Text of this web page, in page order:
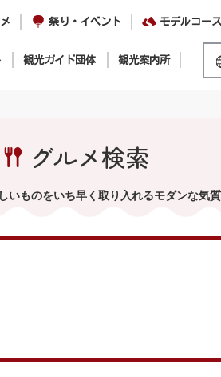
祭り・イベント モデルコース
観光ガイド団体 観光案内所
グルメ検索
ものをいち早く取り入れるモダンな気